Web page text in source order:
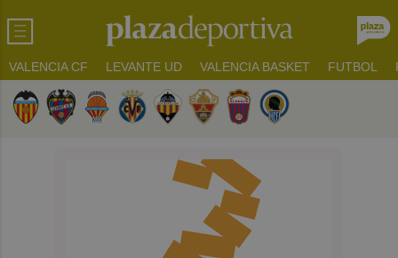
VALENCIA CF LEVANTE UD VALENCIA BASKET FUTBOL